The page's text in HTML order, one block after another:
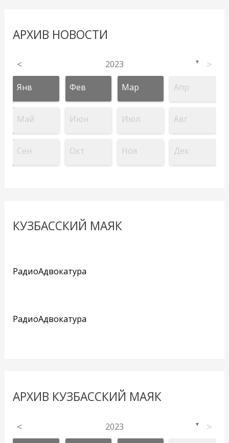
АРХИВ НОВОСТИ
< 2023 ▼ >
Янв Фев Мар Апр
Май Июн Июл Авг
Сен Окт Ноя Дек
КУЗБАССКИЙ МАЯК
РадиоАдвокатура
РадиоАдвокатура
АРХИВ КУЗБАССКИЙ МАЯК
< 2023 ▼ >